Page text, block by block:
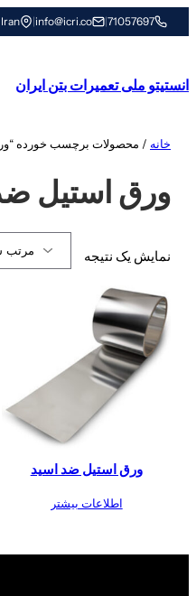
به
71057697
|
info@icri.co
|
انستیتو ملی تعمیرات بتن ایران
خانه / محصولات برچسب خورده
ورق استیل
نمایش یک نتیجه
ورق استیل ضد اسید
اطلاعات بیشتر